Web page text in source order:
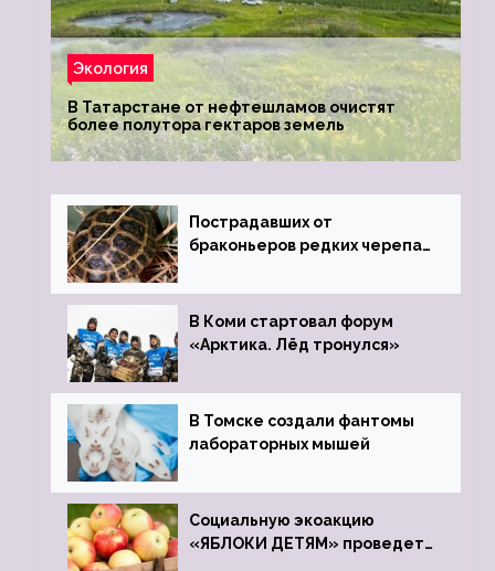
Экология
В Татарстане от нефтешламов очистят
более полутора гектаров земель
Пострадавших от
браконьеров редких черепах
зоопарк
В Коми стартовал форум
«Арктика. Лёд тронулся»
В Томске создали фантомы
лабораторных мышей
Социальную экоакцию
«ЯБЛОКИ ДЕТЯМ» проведет